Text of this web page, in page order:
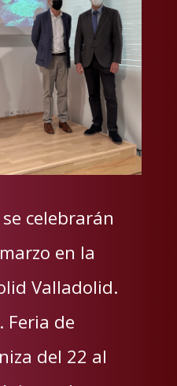
celebrarán
en la
Valladolid.
Feria de
del 22 al